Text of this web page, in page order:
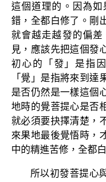
這個道理的。因為
錯，全都白修了。剛
就會越走越發的偏
見，應該先把這個發
初心的「發」是指
「覺」是指將來到達
是否仍然是一樣這個
地時的覺菩提心是否
就必須要抉擇清楚，
來果地最後覺悟時，
中的精進苦修，全都
所以初發菩提心